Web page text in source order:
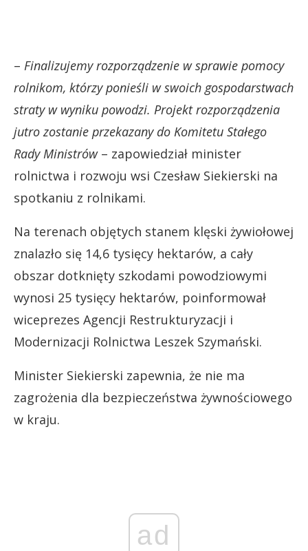
– Finalizujemy rozporządzenie w sprawie pomocy
rolnikom, którzy ponieśli w swoich gospodarstwach
straty w wyniku powodzi. Projekt rozporządzenia
jutro zostanie przekazany do Komitetu Stałego
Rady Ministrów– zapowiedział minister
rolnictwa i rozwoju wsi Czesław Siekierski na
spotkaniu z rolnikami.
Na terenach objętych stanem klęski żywiołowej
znalazło się 14,6 tysięcy hektarów, a cały
obszar dotknięty szkodami powodziowymi
wynosi 25 tysięcy hektarów, poinformował
wiceprezes Agencji Restrukturyzacji i
Modernizacji Rolnictwa Leszek Szymański.
Minister Siekierski zapewnia, że nie ma
zagrożenia dla bezpieczeństwa żywnościowego
w kraju.
ad